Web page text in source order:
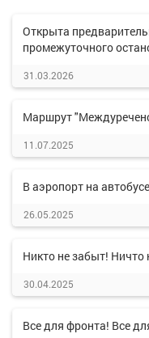
Открыта
промежуточного
31.03.2026
Маршрут
11.07.2025
В аэропорт на
26.05.2025
Никто не забыт! Ничто
30.04.2025
Все для фронта! Все